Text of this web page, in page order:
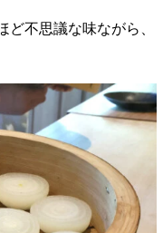
不思議な味ながら、